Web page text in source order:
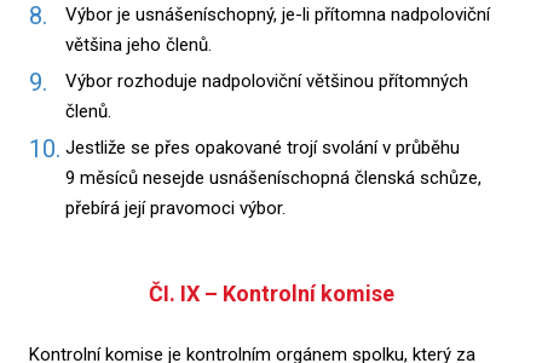
Výbor je usnášeníschopný, je-li přítomna nadpoloviční
většina jeho členů.
Výbor rozhoduje nadpoloviční většinou přítomných
členů.
Jestliže se přes opakované trojí svolání v průběhu
9 měsíců nesejde usnášeníschopná členská schůze,
přebírá její pravomoci výbor.
ČI. IX – Kontrolní komise
Kontrolní komise je kontrolním orgánem spolku, který za